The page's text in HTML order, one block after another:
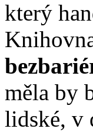
který
měla by
lidské, v